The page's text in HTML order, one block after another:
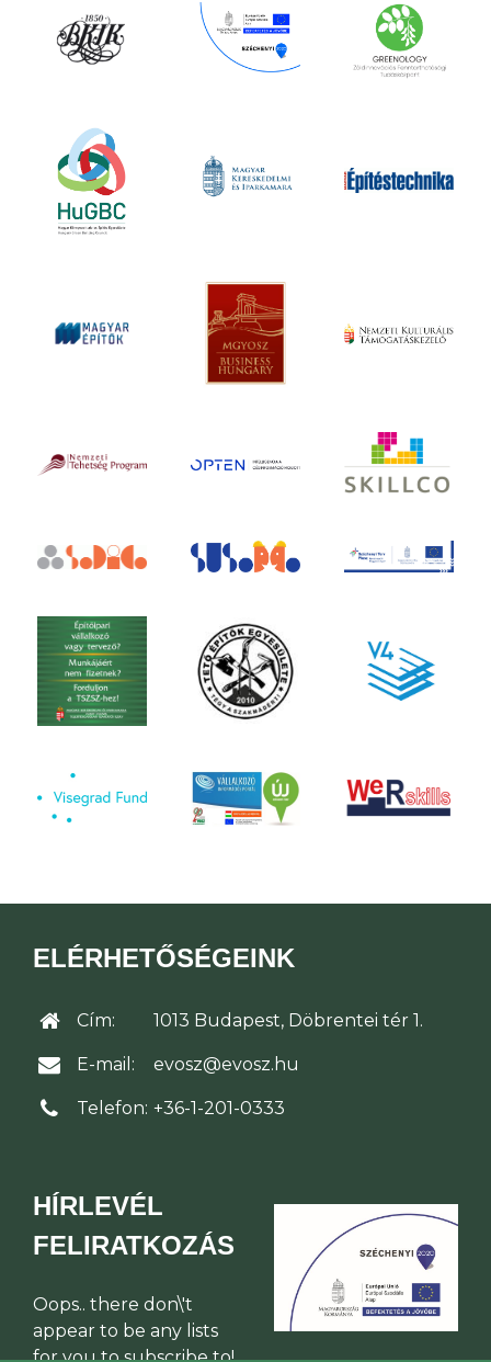
ELÉRHETŐSÉGEINK
Cím: 1013 Budapest, Döbrentei tér 1.
E-mail: evosz@evosz.hu
Telefon: +36-1-201-0333
HÍRLEVÉL
FELIRATKOZÁS
Oops.. there don\'t
appear to be any lists
for you to subscribe to!